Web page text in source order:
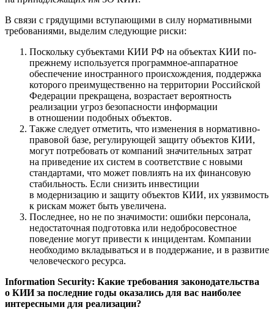
В связи с грядущими вступающими в силу нормативными
требованиями, выделим следующие риски:
Поскольку субъектами КИИ РФ на объектах КИИ по-
прежнему используется программное-аппаратное
обеспечение иностранного происхождения, поддержка
которого преимущественно на территории Российской
Федерации прекращена, возрастает вероятность
реализации угроз безопасности информации
в отношении подобных объектов.
Также следует отметить, что изменения в нормативно-
правовой базе, регулирующей защиту объектов КИИ,
могут потребовать от компаний значительных затрат
на приведение их систем в соответствие с новыми
стандартами, что может повлиять на их финансовую
стабильность. Если снизить инвестиции
в модернизацию и защиту объектов КИИ, их уязвимость
к рискам может быть увеличена.
Последнее, но не по значимости: ошибки персонала,
недостаточная подготовка или недобросовестное
поведение могут привести к инцидентам. Компании
необходимо вкладываться и в поддержание, и в развитие
человеческого ресурса.
Information Security: Какие требования законодательства
о КИИ за последние годы оказались для вас наиболее
интересными для реализации?